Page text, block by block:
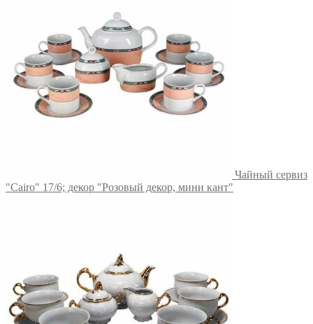
Чайный сервиз
"Cairo" 17/6; декор "Розовый декор, мини кант"